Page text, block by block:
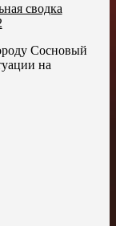
сводка
Сосновый
на